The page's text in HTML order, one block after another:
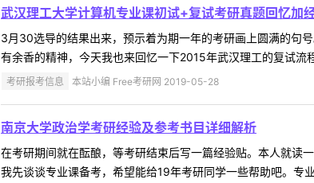
武汉理工大学计算机专业课初试+复试考研真题回忆加
3月30选导的结果出来，预示着为期一年的考研画上圆满的句
有余香的精神，今天我也来回忆一下2015年武汉理工的复试
考研报考信息 本站小编 Free考研网 2019-05-28
南京大学政治学考研经验及参考书目详细解析
在考研期间就在酝酿，等考研结束后写一篇经验贴。本人就读
我先谈谈专业课备考，希望能给19年考研同学一些帮助吧。专